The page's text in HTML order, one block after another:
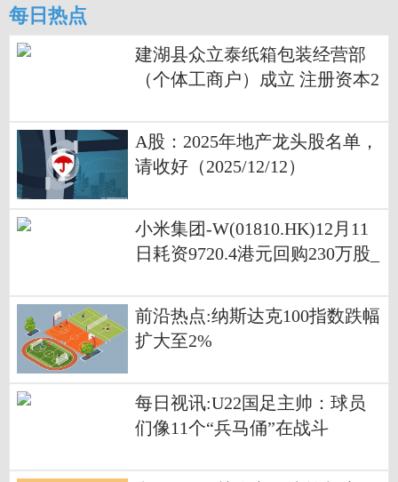
每日热点
建湖县众立泰纸箱包装经营部
（个体工商户）成立 注册资本2
A股：2025年地产龙头股名单，
请收好（2025/12/12）
小米集团-W(01810.HK)12月11
日耗资9720.4港元回购230万股_
前沿热点:纳斯达克100指数跌幅
扩大至2%
每日视讯:U22国足主帅：球员
们像11个“兵马俑”在战斗